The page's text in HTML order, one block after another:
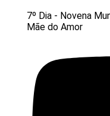
7º Dia - Novena
Mãe do Amor